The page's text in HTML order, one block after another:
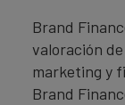
Brand
valoración
marketing y
Brand